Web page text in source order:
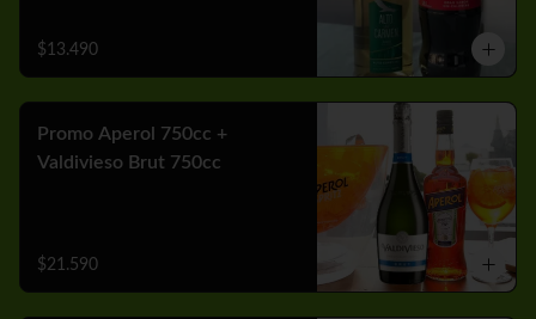
$13.490
Promo Aperol 750cc +
Valdivieso Brut 750cc
$21.590